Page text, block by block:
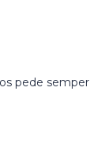
pede semper